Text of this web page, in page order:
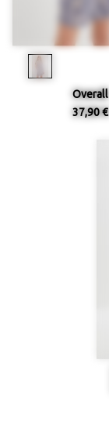
Overall
37,90 €